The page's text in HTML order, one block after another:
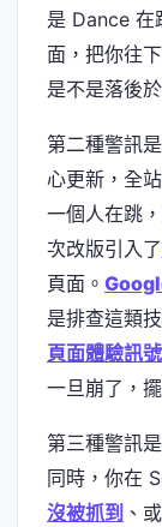
是 Dance 在
面，把你往
是不是落後
第二種警訊
心更新，全
一個人在跳
次改版引入了
頁面。
是排查這類
頁面體驗訊號
一旦崩了，
第三種警訊
同時，你在
沒被抓到 、